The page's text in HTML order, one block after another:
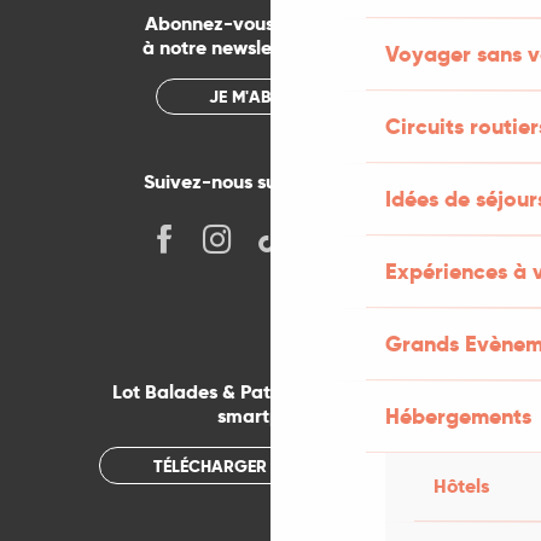
Voyager sans
Circuits
Idées de
Expériences à
Grands
Hébergements
Hôtels
Abonnez-vous gratuitement
à notre newsletter mensuelle
JE M'ABONNE
Suivez-nous sur les réseaux !
Lot Balades & Patrimoines sur votre
smartphone
TÉLÉCHARGER L'APPLICATION